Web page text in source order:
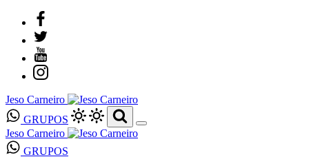
Jeso Carneiro
GRUPOS
Jeso Carneiro
GRUPOS